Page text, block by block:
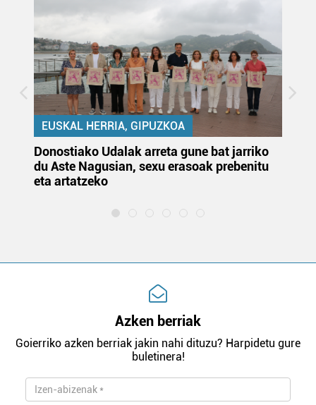
EUSKAL HERRIA, GIPUZKOA
Donostiako Udalak arreta gune bat jarriko
du Aste Nagusian, sexu erasoak prebenitu
eta artatzeko
Azken berriak
Goierriko azken berriak jakin nahi dituzu? Harpidetu gure
buletinera!